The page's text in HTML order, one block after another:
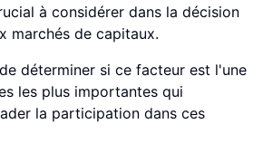
à considérer dans la décision
marchés de capitaux.
déterminer si ce facteur est l'une
les plus importantes qui
la participation dans ces